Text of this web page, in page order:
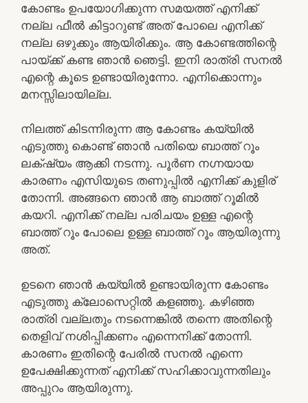
കോണ്ടം ഉപയോഗിക്കുന്ന സമയത്ത് എനിക്ക്
നല്ല ഫീല്‍ കിട്ടാറുണ്ട് അത് പോലെ എനിക്ക്
നല്ല ഒഴുക്കും ആയിരിക്കും. ആ കോണ്ടത്തിന്റെ
പായ്ക്ക് കണ്ട ഞാന്‍ ഞെട്ടി. ഇനി രാത്രി സനല്‍
എന്റെ കൂടെ ഉണ്ടായിരുന്നോ. എനിക്കൊന്നും
മനസ്സിലായില്ല.
നിലത്ത് കിടന്നിരുന്ന ആ കോണ്ടം കയ്യില്‍
എടുത്തു കൊണ്ട് ഞാന്‍ പതിയെ ബാത്ത് റൂം
ലക്‌ഷ്യം ആക്കി നടന്നു. പൂര്‍ണ നഗ്നയായ
കാരണം എസിയുടെ തണുപ്പില്‍ എനിക്ക് കുളിര്
തോന്നി. അങ്ങനെ ഞാന്‍ ആ ബാത്ത് റൂമില്‍
കയറി. എനിക്ക് നല്ല പരിചയം ഉള്ള എന്റെ
ബാത്ത് റൂം പോലെ ഉള്ള ബാത്ത് റൂം ആയിരുന്നു
അത്.
ഉടനെ ഞാന്‍ കയ്യില്‍ ഉണ്ടായിരുന്ന കോണ്ടം
എടുത്തു ക്ലോസെറ്റില്‍ കളഞ്ഞു. കഴിഞ്ഞ
രാത്രി വല്ലതും നടന്നെങ്കില്‍ തന്നെ അതിന്റെ
തെളിവ് നശിപ്പിക്കണം എന്നെനിക്ക് തോന്നി.
കാരണം ഇതിന്റെ പേരില്‍ സനല്‍ എന്നെ
ഉപേക്ഷിക്കുന്നത് എനിക്ക് സഹിക്കാവുന്നതിലും
അപ്പുറം ആയിരുന്നു.